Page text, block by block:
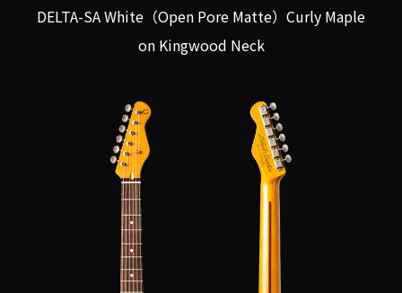
DELTA-SA White（Open Pore Matte）Curly Maple
on Kingwood Neck